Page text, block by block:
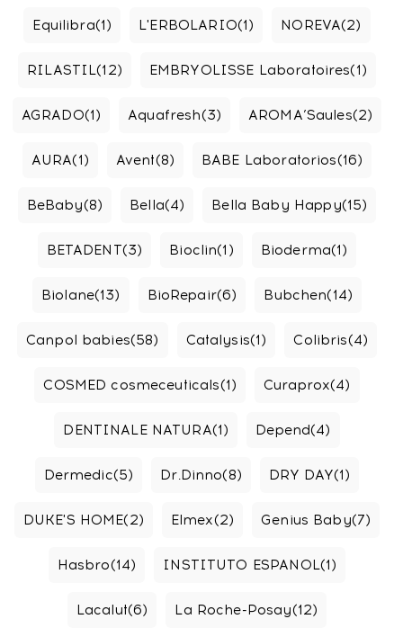
Equilibra(1) L'ERBOLARIO(1) NOREVA(2)
RILASTIL(12) EMBRYOLISSE Laboratoires(1)
AGRADO(1) Aquafresh(3) AROMA’Saules(2)
AURA(1) Avent(8) BABE Laboratorios(16)
BeBaby(8) Bella(4) Bella Baby Happy(15)
BETADENT(3) Bioclin(1) Bioderma(1)
Biolane(13) BioRepair(6) Bubchen(14)
Canpol babies(58) Catalysis(1) Colibris(4)
COSMED cosmeceuticals(1) Curaprox(4)
DENTINALE NATURA(1) Depend(4)
Dermedic(5) Dr.Dinno(8) DRY DAY(1)
DUKE'S HOME(2) Elmex(2) Genius Baby(7)
Hasbro(14) INSTITUTO ESPANOL(1)
Lacalut(6) La Roche-Posay(12)